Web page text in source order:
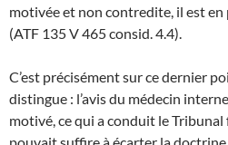
motivée et non contredite, il est en
(ATF 135 V 465 consid. 4.4).
C’est précisément sur ce dernier
distingue : l’avis du médecin
motivé, ce qui a conduit le Tribunal
pouvait suffire à écarter la